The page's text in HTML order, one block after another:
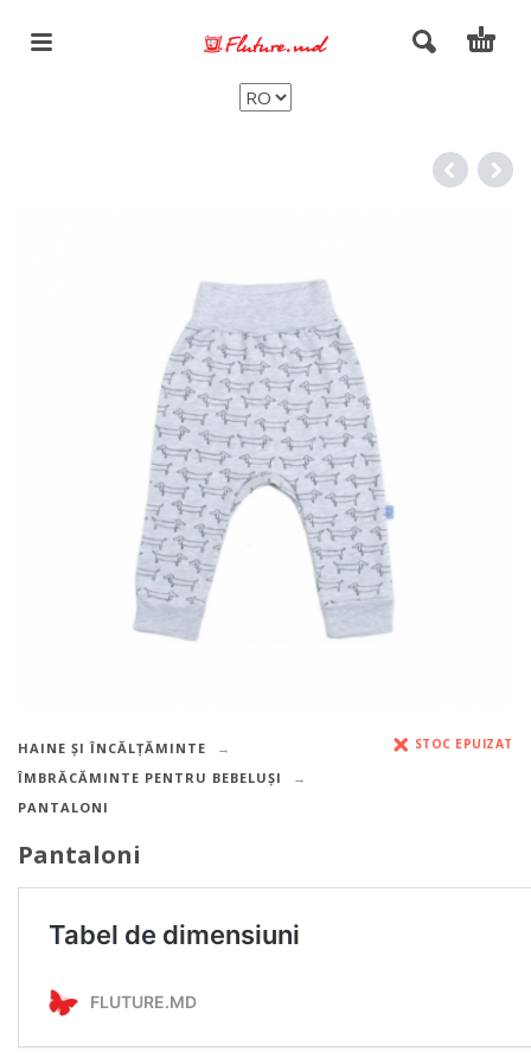
HAINE ȘI ÎNCĂLȚĂMINTE
ÎMBRĂCĂMINTE PENTRU BEBELUȘI
PANTALONI
STOC EPUIZAT
Pantaloni